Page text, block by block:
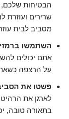
הבטיחות
שרירים ועוזרת
מסביב לבית
השתמשו
אתם יכולים
על הרצפה
פשטו את
לארגן את
בתאורה טובה,